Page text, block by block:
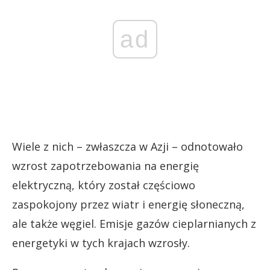
ad
Wiele z nich – zwłaszcza w Azji – odnotowało
wzrost zapotrzebowania na energię
elektryczną, który został częściowo
zaspokojony przez wiatr i energię słoneczną,
ale także węgiel. Emisje gazów cieplarnianych z
energetyki w tych krajach wzrosły.